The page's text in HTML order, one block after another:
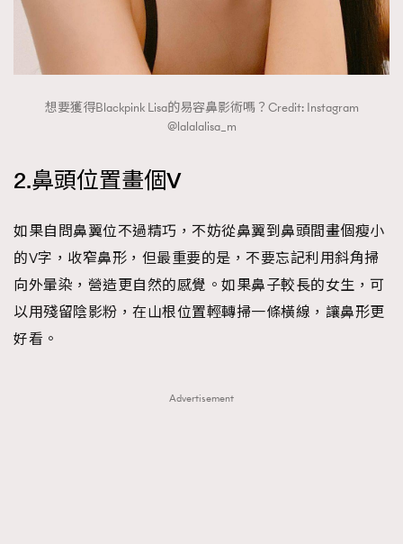
AFrenchMind
DressLikeAParisienne
EmpowerF
FashionWeek FigaroAesthetic
想要獲得Blackpink Lisa的易容鼻影術嗎？Credit: Instagram
@lalalalisa_m
2.鼻頭位置畫個V
如果自問鼻翼位不過精巧，不妨從鼻翼到鼻頭間畫個瘦小
的V字，收窄鼻形，但最重要的是，不要忘記利用斜角掃
向外暈染，營造更自然的感覺。如果鼻子較長的女生，可
以用殘留陰影粉，在山根位置輕轉掃一條橫線，讓鼻形更
好看。
Advertisement